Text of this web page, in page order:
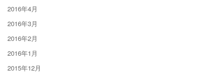
2016年4月
2016年3月
2016年2月
2016年1月
2015年12月